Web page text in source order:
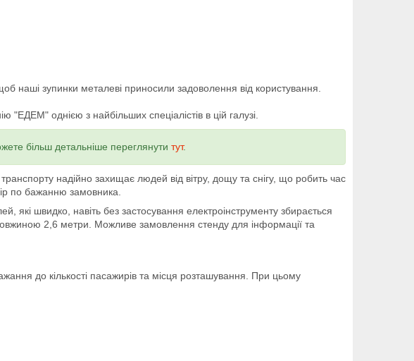
наші зупинки металеві приносили задоволення від користування.
однією з найбільших спеціалістів в цій галузі.
більш детальніше переглянути тут.
надійно захищає людей від вітру, дощу та снігу, що робить час
по бажанню замовника.
які швидко, навіть без застосування електроінструменту збирається
2,6 метри. Можливе замовлення стенду для інформації та
до кількості пасажирів та місця розташування. При цьому